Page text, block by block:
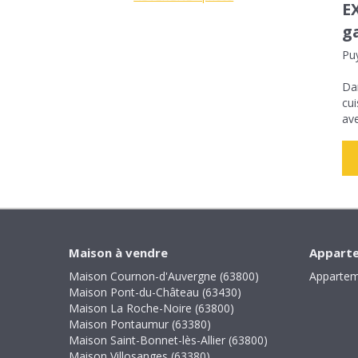
Maison à vendre
Maison Cournon-d'Auvergne (63800)
Maison Pont-du-Château (63430)
Maison La Roche-Noire (63800)
Maison Pontaumur (63380)
Maison Saint-Bonnet-lès-Allier (63800)